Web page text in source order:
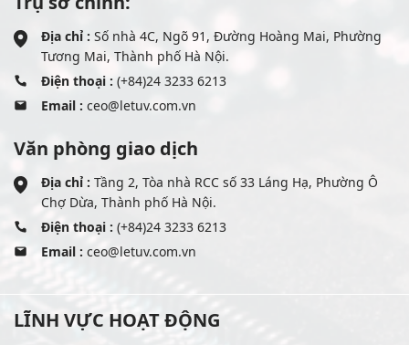
Địa chỉ : Số nhà 4C, Ngõ 91, Đường Hoàng Mai, Phường
Tương Mai, Thành phố Hà Nội.
Điện thoại : (+84)24 3233 6213
Email : ceo@letuv.com.vn
Văn phòng giao dịch
Địa chỉ : Tầng 2, Tòa nhà RCC số 33 Láng Hạ, Phường Ô
Chợ Dừa, Thành phố Hà Nội.
Điện thoại : (+84)24 3233 6213
Email : ceo@letuv.com.vn
LĨNH VỰC HOẠT ĐỘNG